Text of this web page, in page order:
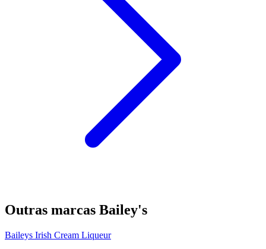
Outras marcas Bailey's
Baileys Irish Cream Liqueur